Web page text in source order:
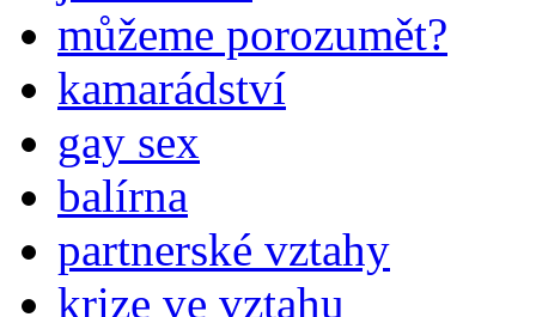
můžeme porozumět?
kamarádství
gay sex
balírna
partnerské vztahy
krize ve vztahu